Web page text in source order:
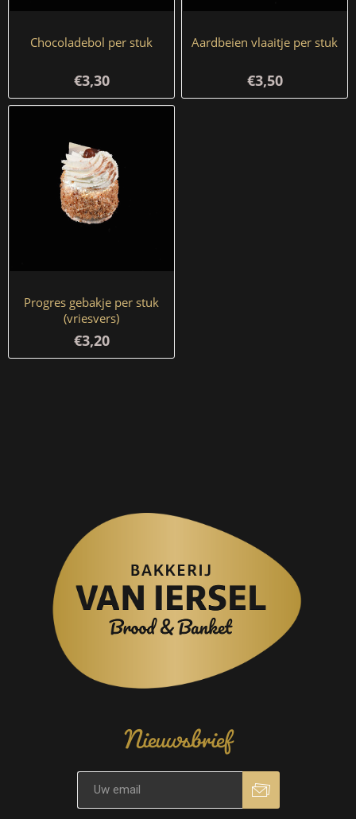
Chocoladebol per stuk
€3,30
Aardbeien vlaaitje per stuk
€3,50
Progres gebakje per stuk
(vriesvers)
€3,20
Nieuwsbrief